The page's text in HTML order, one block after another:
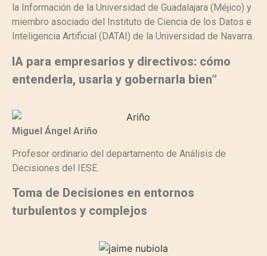
la Información de la Universidad de Guadalajara (Méjico) y
miembro asociado del Instituto de Ciencia de los Datos e
Inteligencia Artificial (DATAI) de la Universidad de Navarra.
IA para empresarios y directivos: cómo
entenderla, usarla y gobernarla bien”
Miguel Ángel Ariño
Profesor ordinario del departamento de Análisis de
Decisiones del IESE.
Toma de Decisiones en entornos
turbulentos y complejos